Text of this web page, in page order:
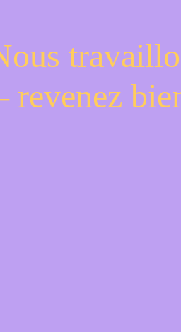
revenez